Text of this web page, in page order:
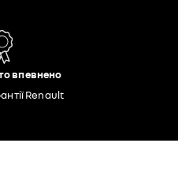
впевнено
Renault